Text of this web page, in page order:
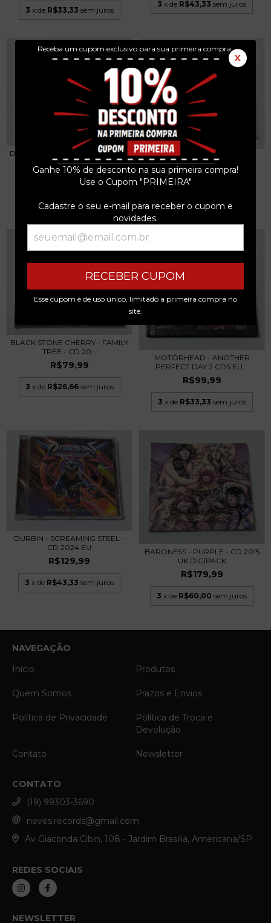
Receba um cupom exclusivo para sua primeira compra.
X
Ganhe 10% de desconto na sua primeira compra!
Use o Cupom "PRIMEIRA"
Cadastre o seu e-mail para receber o cupom e
novidades.
RECEBER CUPOM
Esse cupom é de uso único, limitado a primeira compra no
site.
3 x de R$33,33 sem juros
3 x de R$43,33 sem juros
DEEP PURPLE - MACHINE HEAD
- CD 2015 JAP...
R$179,99
BLACK STONE CHERRY - THE
HUMAN CONDITION...
R$179,99
x de
BLACK STONE CHERRY - FAMILY
TREE - CD 20...
R$79,99
3 x de R$26,66 sem juros
MOTÖRHEAD - ANOTHER
PERFECT DAY 2 CDS EU...
R$99,99
3 x de R$33,33 sem juros
DURBIN - SCREAMING STEEL -
CD 2024 EU
R$129,99
3 x de R$43,33 sem juros
BARONESS - PURPLE - CD 2015
UK DIGIPACK
R$179,99
3 x de R$60,00 sem juros
NAVEGAÇÃO
Início
Produtos
Quem Somos Prazos e Envios
Política de Privacidade
Política de Troca e
Devolução
Contato Newsletter
CONTATO
(19) 99303-3690
neves.records@gmail.com
Av Giaconda Cibin, 108 - Jardim Brasilia, Americana/SP
REDES SOCIAIS
NEWSLETTER